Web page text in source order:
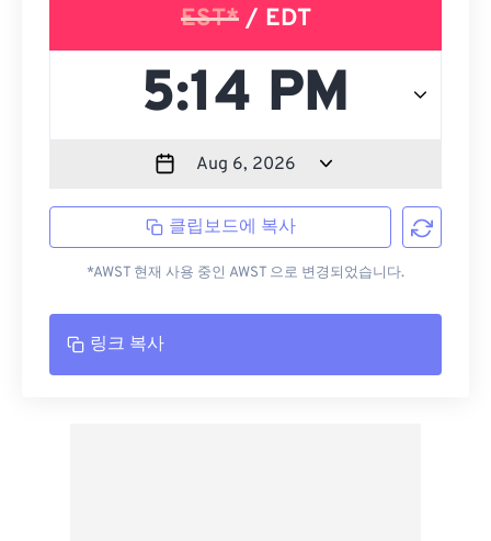
EST*/ EDT
클립보드에 복사
*AWST 현재 사용 중인 AWST 으로 변경되었습니다.
링크 복사